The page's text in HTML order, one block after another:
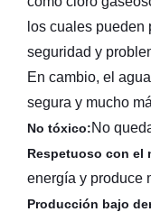
los cuales pueden
seguridad y
En cambio, el
segura y mucho
No tóxico:No
Respetuoso con el
energía y produce
Producción bajo